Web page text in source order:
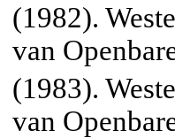
(1982).
van
(1983).
van